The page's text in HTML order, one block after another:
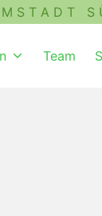
T A D T S
Team